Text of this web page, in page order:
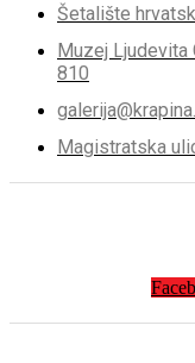
Šetalište
Muzej Ljudevita
810
Magistratska